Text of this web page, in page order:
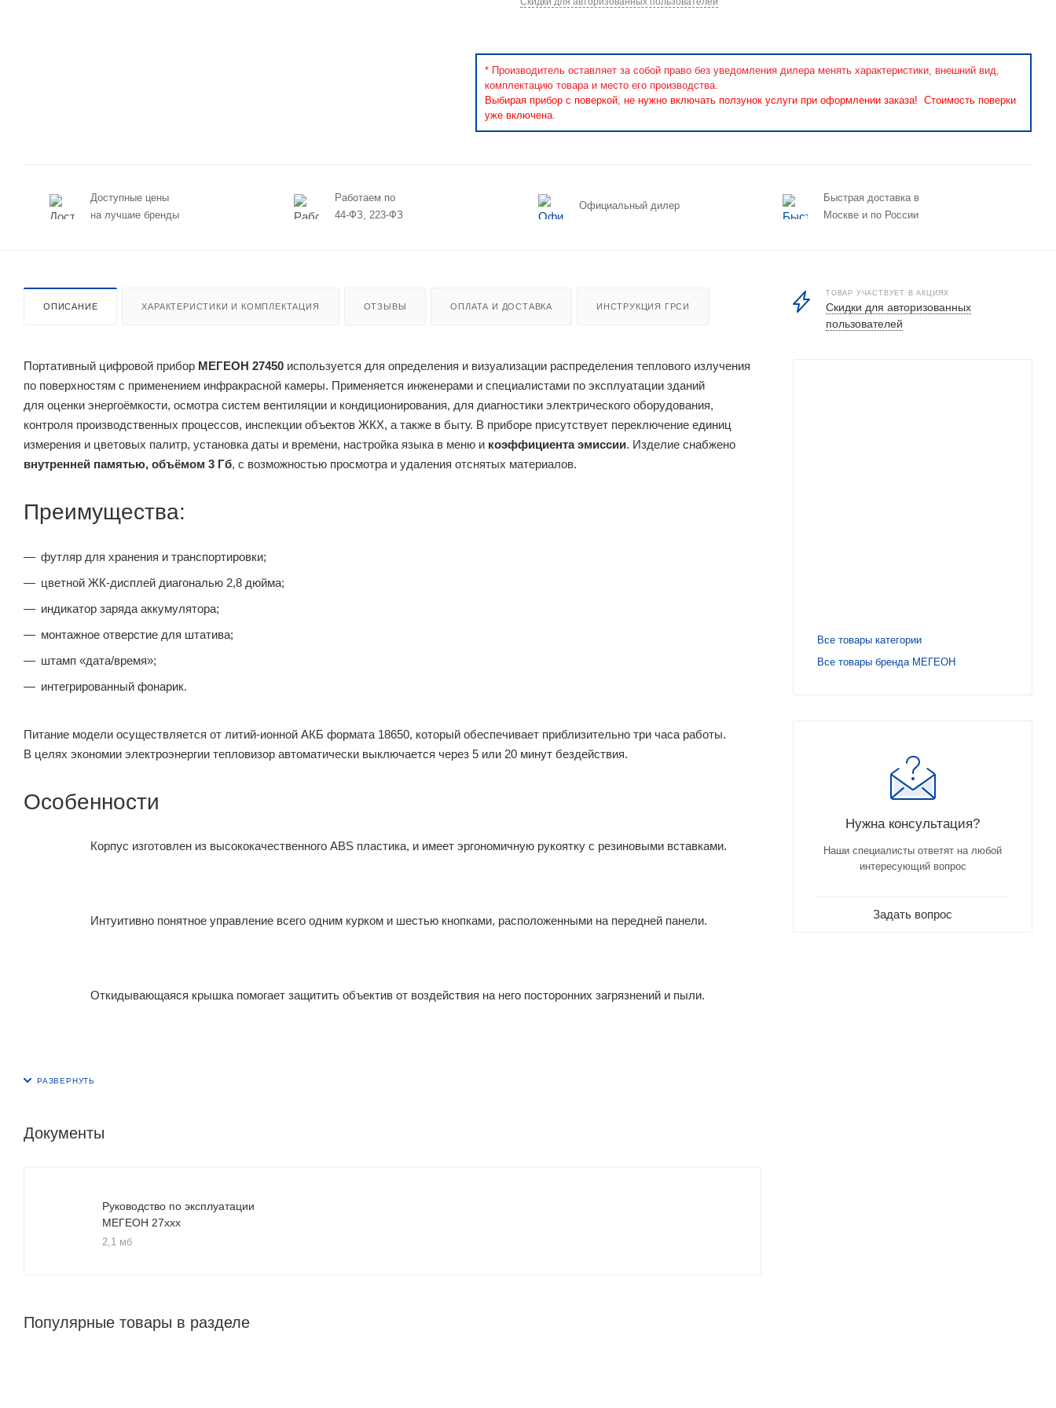
* Производитель оставляет за собой право без уведомления дилера менять характеристики, внешний вид,
комплектацию товара и место его производства.
Выбирая прибор с поверкой, не нужно включать ползунок услуги при оформлении заказа! Стоимость поверки
уже включена.
Доступные цены
на лучшие бренды
Работаем по
44-ФЗ, 223-ФЗ
Официальный дилер
Быстрая доставка в
Москве и по России
ОПИСАНИЕ ХАРАКТЕРИСТИКИ И КОМПЛЕКТАЦИЯ ОТЗЫВЫ ОПЛАТА И ДОСТАВКА ИНСТРУКЦИЯ ГРСИ
Портативный цифровой прибор МЕГЕОН 27450 используется для определения и визуализации распределения теплового излучения
по поверхностям с применением инфракрасной камеры. Применяется инженерами и специалистами по эксплуатации зданий
для оценки энергоёмкости, осмотра систем вентиляции и кондиционирования, для диагностики электрического оборудования,
контроля производственных процессов, инспекции объектов ЖКХ, а также в быту. В приборе присутствует переключение единиц
измерения и цветовых палитр, установка даты и времени, настройка языка в меню и коэффициента эмиссии. Изделие снабжено
внутренней памятью, объёмом 3 Гб, с возможностью просмотра и удаления отснятых материалов.
Преимущества:
футляр для хранения и транспортировки;
цветной ЖК-дисплей диагональю 2,8 дюйма;
индикатор заряда аккумулятора;
монтажное отверстие для штатива;
штамп «дата/время»;
интегрированный фонарик.
Питание модели осуществляется от литий-ионной АКБ формата 18650, который обеспечивает приблизительно три часа работы.
В целях экономии электроэнергии тепловизор автоматически выключается через 5 или 20 минут бездействия.
Особенности
Корпус изготовлен из высококачественного ABS пластика, и имеет эргономичную рукоятку с резиновыми вставками.
Интуитивно понятное управление всего одним курком и шестью кнопками, расположенными на передней панели.
Откидывающаяся крышка помогает защитить объектив от воздействия на него посторонних загрязнений и пыли.
Документы
Руководство по эксплуатации
МЕГЕОН 27xxx
2,1 мб
Популярные товары в разделе
ТОВАР УЧАСТВУЕТ В АКЦИЯХ
Скидки для авторизованных
пользователей
Все товары категории
Все товары бренда МЕГЕОН
Нужна консультация?
Наши специалисты ответят на любой
интересующий вопрос
Задать вопрос